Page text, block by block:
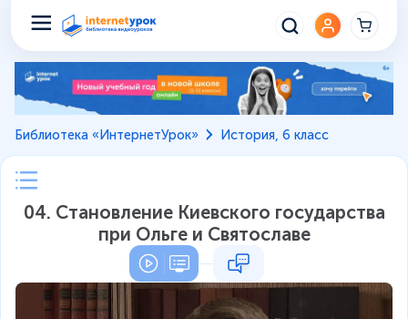
Библиотека «ИнтернетУрок» История, 6 класс
04. Становление Киевского государства
при Ольге и Святославе